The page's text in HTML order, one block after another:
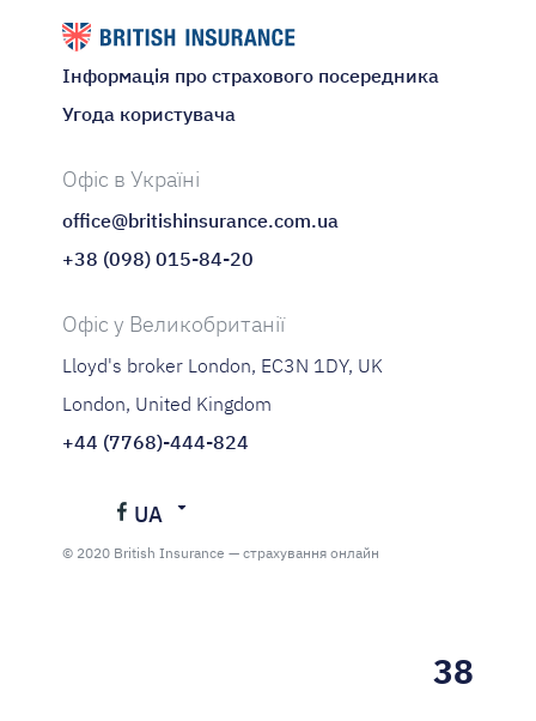
Інформація про страхового посередника
Угода користувача
Офіс в Україні
office@britishinsurance.com.ua
+38 (098) 015-84-20
Офіс у Великобританії
Lloyd's broker London, EC3N 1DY, UK
London, United Kingdom
+44 (7768)-444-824
UA
Українська
© 2020 British Insurance — страхування онлайн
38